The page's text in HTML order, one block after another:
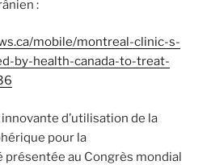
:
mobile/montreal-clinic-s-
by-health-canada-to-treat-
d’utilisation de la
pour la
au Congrès mondial